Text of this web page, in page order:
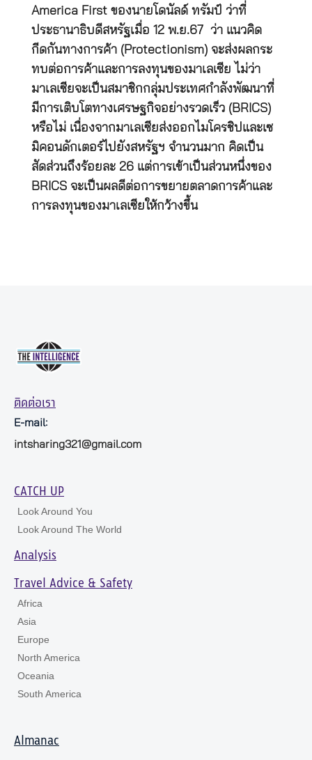
America First ของนายโดนัลด์ ทรัมป์ ว่าที่
ประธานาธิบดีสหรัฐเมื่อ 12 พ.ย.67 ว่า แนวคิด
กีดกันทางการค้า (Protectionism) จะส่งผลกระ
ทบต่อการค้าและการลงทุนของมาเลเซีย ไม่ว่า
มาเลเซียจะเป็นสมาชิกกลุ่มประเทศกำลังพัฒนาที่
มีการเติบโตทางเศรษฐกิจอย่างรวดเร็ว (BRICS)
หรือไม่ เนื่องจากมาเลเซียส่งออกไมโครชิปและเซ
มิคอนดักเตอร์ไปยังสหรัฐฯ จำนวนมาก คิดเป็น
สัดส่วนถึงร้อยละ 26 แต่การเข้าเป็นส่วนหนึ่งของ
BRICS จะเป็นผลดีต่อการขยายตลาดการค้าและ
การลงทุนของมาเลเซียให้กว้างขึ้น
ติดต่อเรา
E-mail:
intsharing321@gmail.com
CATCH UP
Look Around You
Look Around The World
Analysis
Travel Advice & Safety
Africa
Asia
Europe
North America
Oceania
South America
Almanac